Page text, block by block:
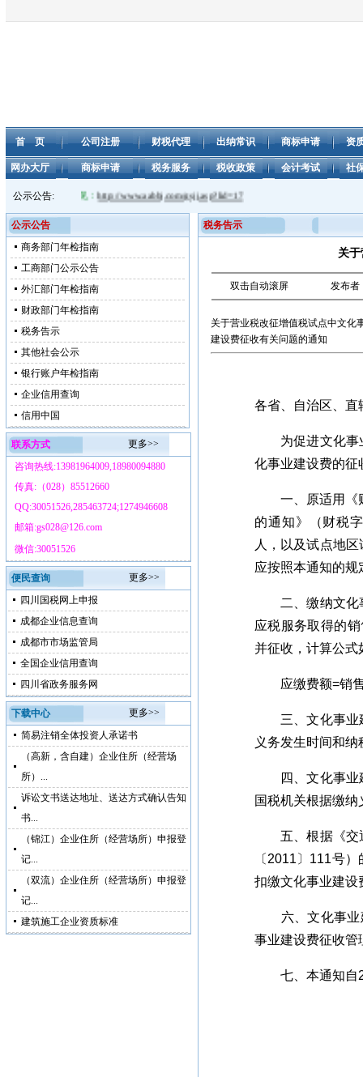
首 页 公司注册 财税代理 出纳常识 商标申请 资
网办大厅 商标申请 税务服务 税收政策 会计考试 社
公示公告:
度申报公告见： http://www.aabbj.com/gsjj.asp?lid=17
公示公告
商务部门年检指南
工商部门公示公告
外汇部门年检指南
财政部门年检指南
税务告示
其他社会公示
银行账户年检指南
企业信用查询
信用中国
联系方式
更多>>
咨询热线:13981964009,18980094880
传真:（028）85512660
QQ:30051526,285463724;1274946608
邮箱:gs028@126.com
微信:30051526
便民查询
更多>>
四川国税网上申报
成都企业信息查询
成都市市场监管局
全国企业信用查询
四川省政务服务网
下载中心
更多>>
简易注销全体投资人承诺书
（高新，含自建）企业住所（经营场
所）...
诉讼文书送达地址、送达方式确认告知
书...
（锦江）企业住所（经营场所）申报登
记...
（双流）企业住所（经营场所）申报登
记...
建筑施工企业资质标准
税务告示
关
双击自动滚屏 发布者
关于营业税改征增值税试点中文化
建设费征收有关问题的通知
各省、自治区、直
为促进文化事业
化事业建设费的征
一、原适用《财
的通知》（财税
人，以及试点地
应按照本通知的
二、缴纳文化事
应税服务取得的
并征收，计算公式
应缴费额=销售
三、文化事业建
义务发生时间和
四、文化事业建
国税机关根据缴
五、根据《交通
〔2011〕111号
扣缴文化事业建设
六、文化事业建
事业建设费征收管
七、本通知自